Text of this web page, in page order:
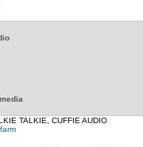
TALKIE, CUFFIE AUDIO